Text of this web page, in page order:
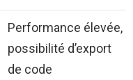
Performance élevée,
possibilité d’export
de code